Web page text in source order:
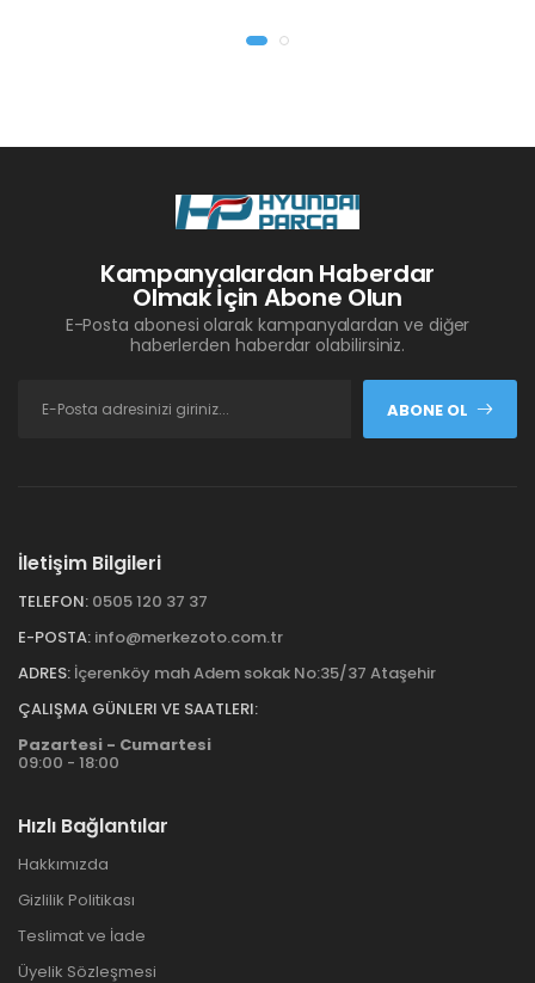
Kampanyalardan Haberdar
Olmak İçin Abone Olun
E-Posta abonesi olarak kampanyalardan ve diğer
haberlerden haberdar olabilirsiniz.
ABONE OL
İletişim Bilgileri
TELEFON: 0505 120 37 37
E-POSTA: info@merkezoto.com.tr
ADRES: İçerenköy mah Adem sokak No:35/37 Ataşehir
ÇALIŞMA GÜNLERI VE SAATLERI:
Pazartesi - Cumartesi
09:00 - 18:00
Hızlı Bağlantılar
Hakkımızda
Gizlilik Politikası
Teslimat ve İade
Üyelik Sözleşmesi